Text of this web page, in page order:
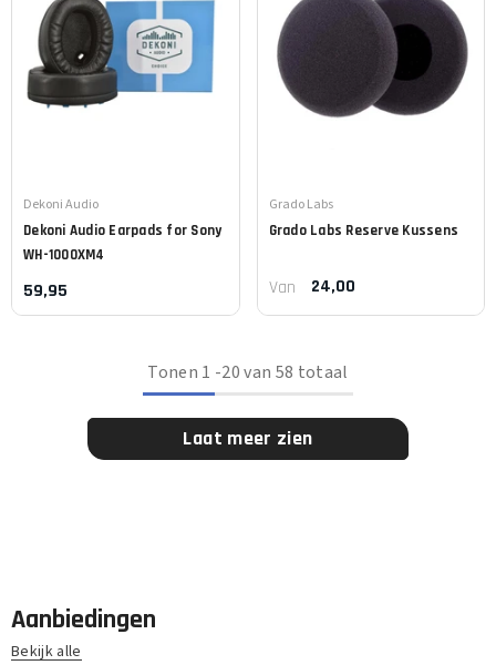
Leverancier:
Dekoni Audio
Dekoni Audio Earpads for Sony
WH-1000XM4
59,95
Leverancier:
Grado Labs
Grado Labs Reserve Kussens
Van 24,00
Tonen 1 -20van 58 totaal
Laat meer zien
Aanbiedingen
Bekijk alle